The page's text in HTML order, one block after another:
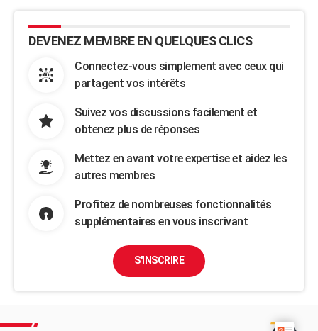
DEVENEZ MEMBRE EN QUELQUES CLICS
Connectez-vous simplement avec ceux qui
partagent vos intérêts
Suivez vos discussions facilement et
obtenez plus de réponses
Mettez en avant votre expertise et aidez les
autres membres
Profitez de nombreuses fonctionnalités
supplémentaires en vous inscrivant
S'INSCRIRE